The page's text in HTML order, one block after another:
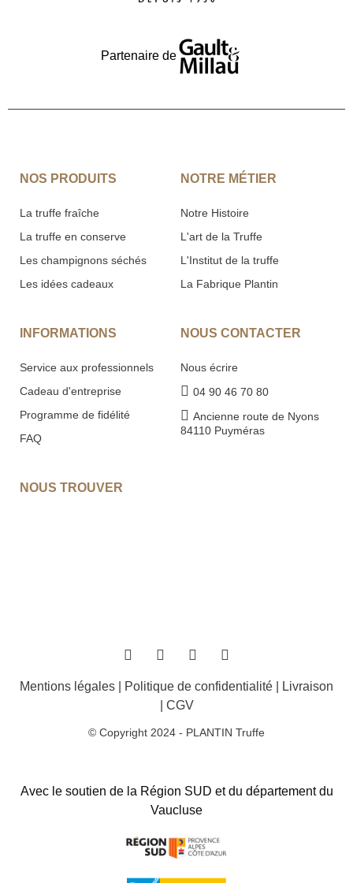
Partenaire de
NOS PRODUITS
La truffe fraîche
La truffe en conserve
Les champignons séchés
Les idées cadeaux
NOTRE MÉTIER
Notre Histoire
L'art de la Truffe
L'Institut de la truffe
La Fabrique Plantin
INFORMATIONS
Service aux professionnels
Cadeau d'entreprise
Programme de fidélité
FAQ
NOUS CONTACTER
Nous écrire
04 90 46 70 80
Ancienne route de Nyons
84110 Puyméras
NOUS TROUVER
© Copyright 2024 - PLANTIN Truffe
Mentions légales Politique de confidentialité
Livraison
CGV
Avec le soutien de la Région SUD et du département du
Vaucluse